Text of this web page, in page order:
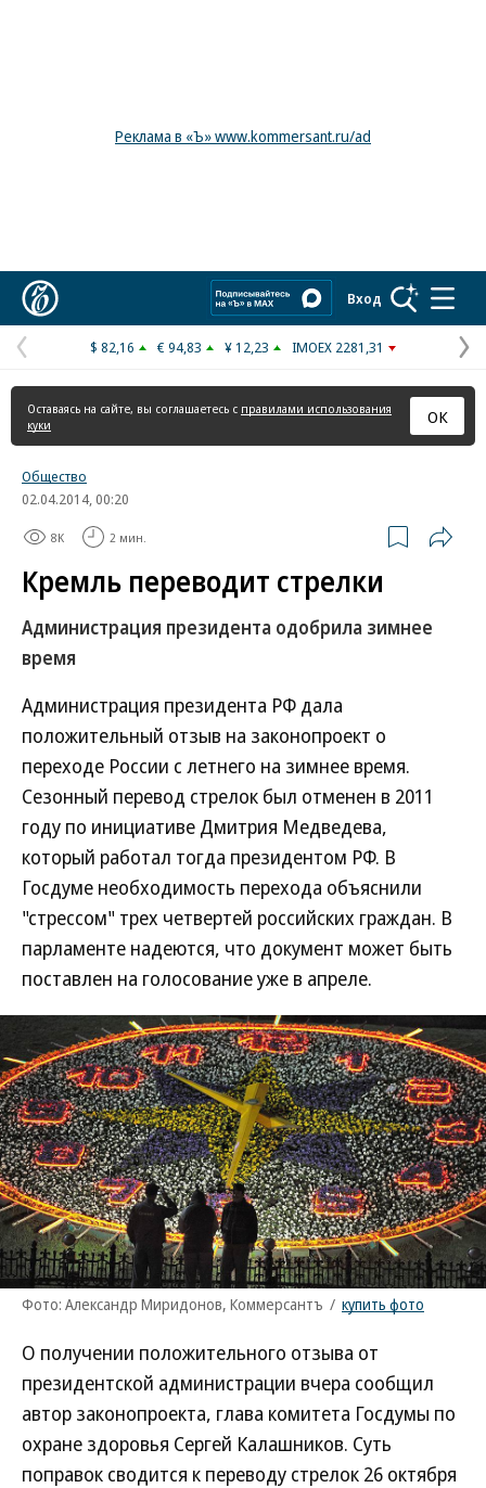
Реклама в «Ъ» www.kommersant.ru/ad
Вход
Предыдущая
страница
$ 82,16 € 94,83 ¥ 12,23 IMOEX 2281,31
Оставаясь на сайте, вы соглашаетесь с правилами использования
куки
ОК
Общество
02.04.2014, 00:20
8K 2 мин.
Кремль переводит стрелки
Администрация президента одобрила зимнее
время
Администрация президента РФ дала
положительный отзыв на законопроект о
переходе России с летнего на зимнее время.
Сезонный перевод стрелок был отменен в 2011
году по инициативе Дмитрия Медведева,
который работал тогда президентом РФ. В
Госдуме необходимость перехода объяснили
"стрессом" трех четвертей российских граждан. В
парламенте надеются, что документ может быть
поставлен на голосование уже в апреле.
Фото: Александр Миридонов, Коммерсантъ / купить фото
О получении положительного отзыва от
президентской администрации вчера сообщил
автор законопроекта, глава комитета Госдумы по
охране здоровья Сергей Калашников. Суть
поправок сводится к переводу стрелок 26 октября